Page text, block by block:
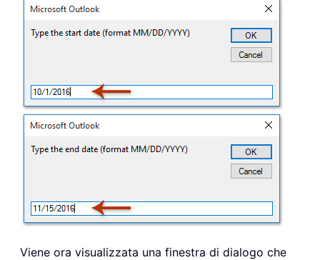
Viene ora visualizzata una finestra di dialogo che